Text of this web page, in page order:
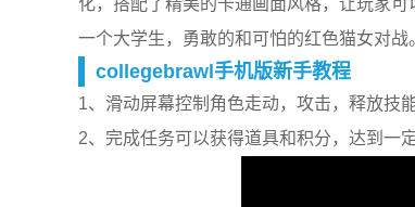
化，搭配了精美的卡通画面风格，让玩家
一个大学生，勇敢的和可怕的红色猫女对战
collegebrawl手机版新手教程
1、滑动屏幕控制角色走动，攻击，释放技
2、完成任务可以获得道具和积分，达到一